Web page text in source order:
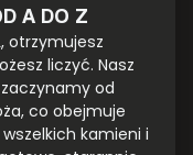
A DO Z
otrzymujesz
liczyć. Nasz
od
co obejmuje
kamieni i